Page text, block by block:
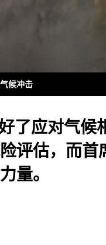
候冲击
了应对气候
评估，而
量。